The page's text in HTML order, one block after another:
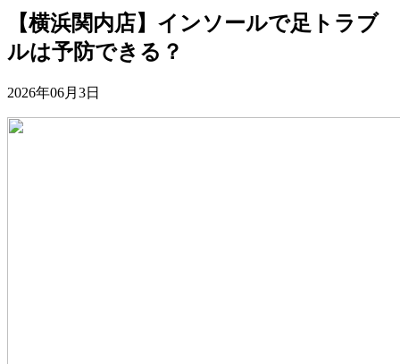
【横浜関内店】インソールで足トラブ
ルは予防できる？
2026年06月3日